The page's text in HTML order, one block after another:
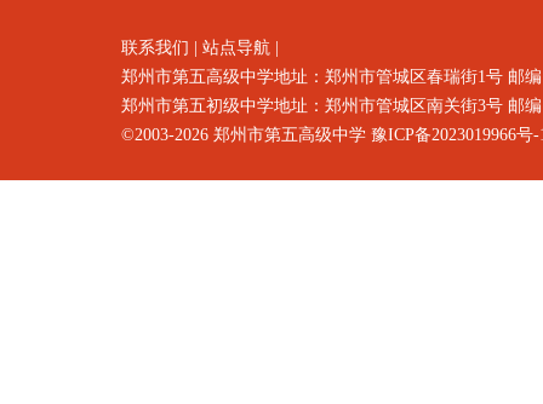
联系我们 站点导航
郑州市第五高级中学地址：郑州市管城区春瑞街1号 邮
郑州市第五初级中学地址：郑州市管城区南关街3号 邮
©2003-2026 郑州市第五高级中学 豫ICP备2023019966号-